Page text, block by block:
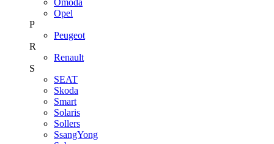
Omoda
Opel
P
Peugeot
R
Renault
S
SEAT
Skoda
Smart
Solaris
Sollers
SsangYong